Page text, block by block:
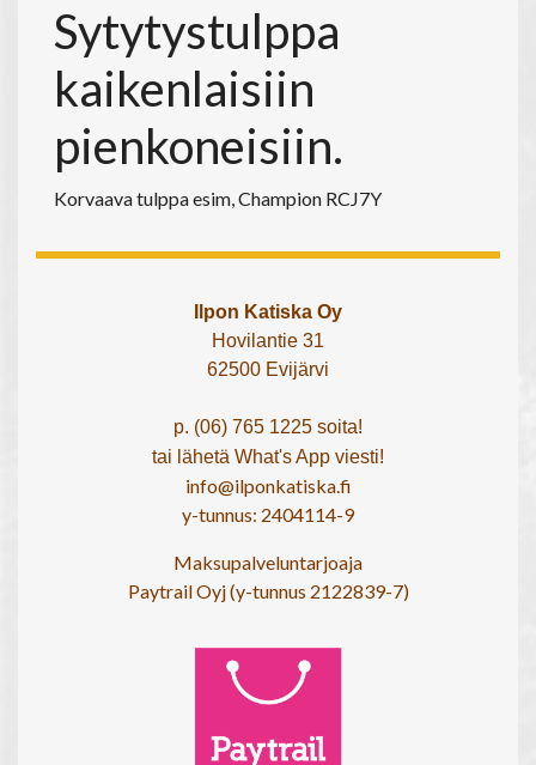
Sytytystulppa
kaikenlaisiin
pienkoneisiin.
Korvaava tulppa esim, Champion RCJ7Y
Ilpon Katiska Oy
Hovilantie 31
62500 Evijärvi
p. (06) 765 1225 soita!
tai lähetä What's App viesti!
info@ilponkatiska.fi
y-tunnus: 2404114-9
Maksupalveluntarjoaja
Paytrail Oyj (y-tunnus 2122839-7)